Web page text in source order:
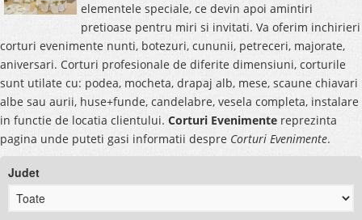
elementele speciale, ce devin apoi amintiri
pretioase pentru miri si invitati. Va oferim inchirieri
corturi evenimente nunti, botezuri, cununii, petreceri, majorate,
aniversari. Corturi profesionale de diferite dimensiuni, corturile
sunt utilate cu: podea, mocheta, drapaj alb, mese, scaune chiavari
albe sau aurii, huse+funde, candelabre, vesela completa, instalare
in functie de locatia clientului. Corturi Evenimente reprezinta
pagina unde puteti gasi informatii despre Corturi Evenimente.
Judet